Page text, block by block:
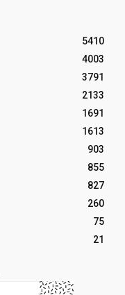
5410
4003
3791
2133
1691
1613
903
855
827
260
75
21